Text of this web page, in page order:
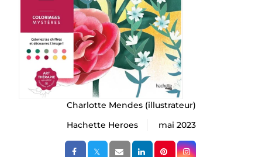
Charlotte Mendes(illustrateur)
Hachette Heroes
mai 2023